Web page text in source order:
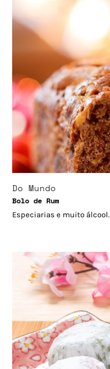
Do Mundo
Bolo de Rum
Especiarias e muito álcool.